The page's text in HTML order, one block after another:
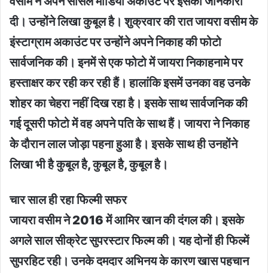
दी। उन्होंने लिखा कुबूल है। शुक्रवार की रात जायरा वसीम के
इंस्टाग्राम अकाउंट पर उन्होंने अपने निकाह की फोटो
सार्वजनिक की। इनमें से एक फोटो में जायरा निकाहनामे पर
हस्ताक्षर कर रही कर रही हैं। हालांकि इसमें उनका वह उनके
शोहर का चेहरा नहीं दिख रहा है। इसके साथ सार्वजनिक की
गई दूसरी फोटो में वह अपने पति के साथ हैं। जायरा ने निकाह
केे दौरान लाल जोड़ा पहना हुआ है। इसके साथ ही उनहोंने
लिखा भी है कुबूल है, कुबूल है, कुबूल है।
चार साल ही रहा फिल्मी सफर
जायरा वसीम ने 2016 में आमिर खान की दंगल की। इसके
अगले साल सीक्रेट सुपरस्टार फिल्म की। यह दोनों ही फिल्में
सुपरहिट रही। उनके दमदार अभिनय के कारण खास पहचान